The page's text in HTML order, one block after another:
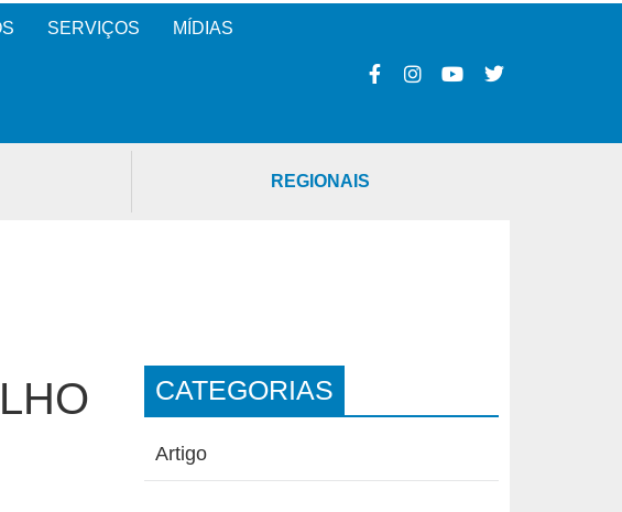
SERVIÇOS MÍDIAS
REGIONAIS
CATEGORIAS
Artigo